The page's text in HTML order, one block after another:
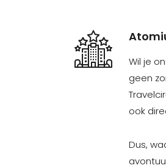
Wil je
geen
ook
Dus,